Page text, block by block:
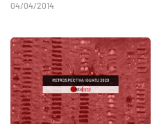
04/04/2014